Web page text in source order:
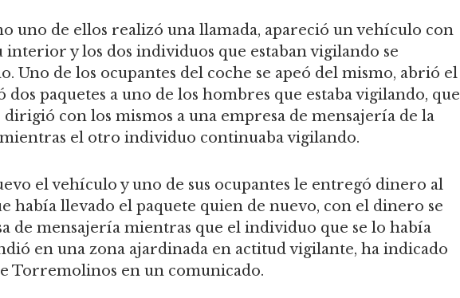
uno de ellos realizó una llamada, apareció un vehículo con
interior y los dos individuos que estaban vigilando se
Uno de los ocupantes del coche se apeó del mismo, abrió el
paquetes a uno de los hombres que estaba vigilando, que
con los mismos a una empresa de mensajería de la
mientras el otro individuo continuaba vigilando.
el vehículo y uno de sus ocupantes le entregó dinero al
había llevado el paquete quien de nuevo, con el dinero se
de mensajería mientras que el individuo que se lo había
en una zona ajardinada en actitud vigilante, ha indicado
Torremolinos en un comunicado.